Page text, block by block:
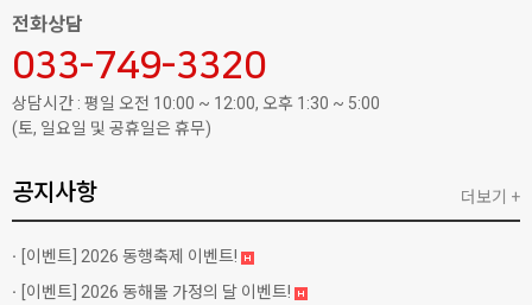
전화상담
033-749-3320
상담시간 : 평일 오전 10:00 ~ 12:00, 오후 1:30 ~ 5:00
(토, 일요일 및 공휴일은 휴무)
공지사항
[이벤트] 2026 동행축제 이벤트!
[이벤트] 2026 동해몰 가정의 달 이벤트!
더보기 +